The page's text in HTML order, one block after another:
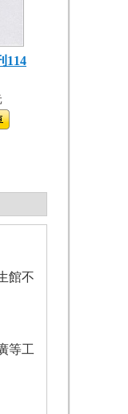
114
館不
等工